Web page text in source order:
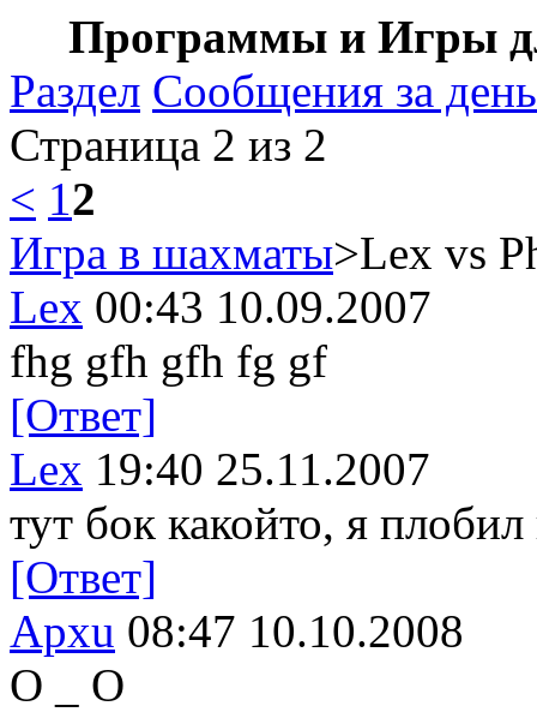
Программы и Игры
Раздел Сообщения за день
Страница 2 из 2
< 12
Игра в шахматы>Lex vs
Lex 00:43 10.09.2007
fhg gfh gfh fg gf
[Ответ]
Lex 19:40 25.11.2007
тут бок какойто, я
[Ответ]
Apxu 08:47 10.10.2008
О _ О